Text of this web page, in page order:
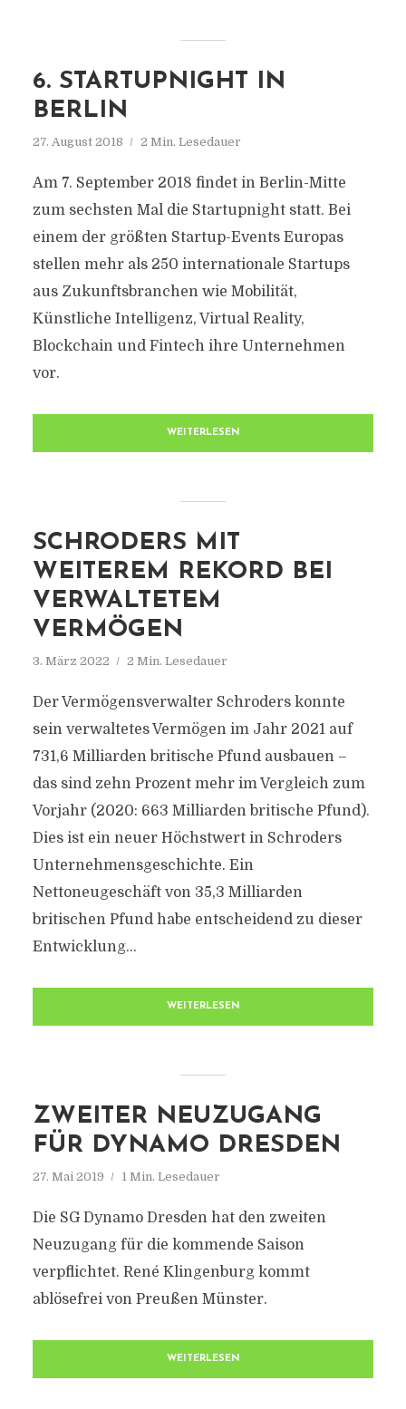
6. STARTUPNIGHT IN
BERLIN
27. August 2018 2 Min. Lesedauer
Am 7. September 2018 findet in Berlin-Mitte
zum sechsten Mal die Startupnight statt. Bei
einem der größten Startup-Events Europas
stellen mehr als 250 internationale Startups
aus Zukunftsbranchen wie Mobilität,
Künstliche Intelligenz, Virtual Reality,
Blockchain und Fintech ihre Unternehmen
vor.
WEITERLESEN
SCHRODERS MIT
WEITEREM REKORD BEI
VERWALTETEM
VERMÖGEN
3. März 2022 2 Min. Lesedauer
Der Vermögensverwalter Schroders konnte
sein verwaltetes Vermögen im Jahr 2021 auf
731,6 Milliarden britische Pfund ausbauen –
das sind zehn Prozent mehr im Vergleich zum
Vorjahr (2020: 663 Milliarden britische Pfund).
Dies ist ein neuer Höchstwert in Schroders
Unternehmensgeschichte. Ein
Nettoneugeschäft von 35,3 Milliarden
britischen Pfund habe entscheidend zu dieser
Entwicklung...
WEITERLESEN
ZWEITER NEUZUGANG
FÜR DYNAMO DRESDEN
27. Mai 2019 1 Min. Lesedauer
Die SG Dynamo Dresden hat den zweiten
Neuzugang für die kommende Saison
verpflichtet. René Klingenburg kommt
ablösefrei von Preußen Münster.
WEITERLESEN